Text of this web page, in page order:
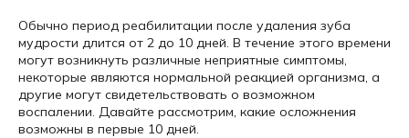
Обычно период реабилитации после удаления зуба
мудрости длится от 2 до 10 дней. В течение этого времени
могут возникнуть различные неприятные симптомы,
некоторые являются нормальной реакцией организма, а
другие могут свидетельствовать о возможном
воспалении. Давайте рассмотрим, какие осложнения
возможны в первые 10 дней.